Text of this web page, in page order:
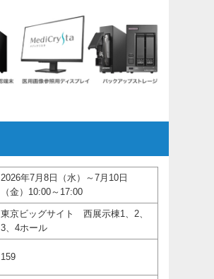
2026年7月8日（水）～7月10日
（金）10:00～17:00
東京ビッグサイト 西展示棟1、2、
3、4ホール
159